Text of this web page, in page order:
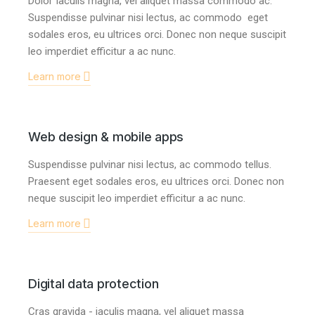
Suspendisse pulvinar nisi lectus, ac commodo eget
sodales eros, eu ultrices orci. Donec non neque suscipit
leo imperdiet efficitur a ac nunc.
Learn more
Web design & mobile apps
Suspendisse pulvinar nisi lectus, ac commodo tellus.
Praesent eget sodales eros, eu ultrices orci. Donec non
neque suscipit leo imperdiet efficitur a ac nunc.
Learn more
Digital data protection
Cras gravida - iaculis magna, vel aliquet massa